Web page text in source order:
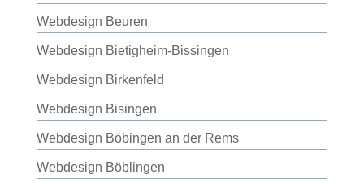
Webdesign Beuren
Webdesign Bietigheim-Bissingen
Webdesign Birkenfeld
Webdesign Bisingen
Webdesign Böbingen an der Rems
Webdesign Böblingen